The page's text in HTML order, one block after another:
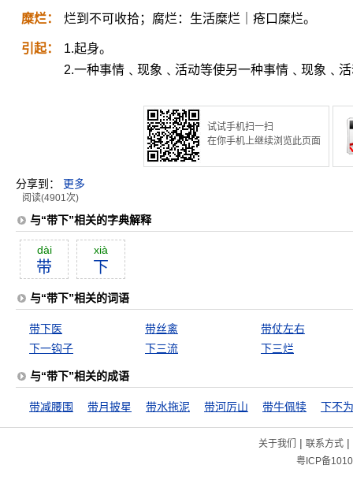
糜烂： 烂到不可收拾；腐烂：生活糜烂｜疮口糜烂。
引起：
1.起身。
2.一种事情﹑现象﹑活动等使另一种事情﹑现象﹑
试试手机扫一扫
在你手机上继续浏览此页面
分享到： 更多
阅读(4901次)
与“带下”相关的字典解释
dài
带
xià
下
与“带下”相关的词语
带下医 带丝禽
带仗左右
下一钩子
下三流 下三烂
与“带下”相关的成语
带减腰围 带月披星 带水拖泥 带河厉山 带牛佩犊 下不
关于我们 | 联系方式|
粤ICP备